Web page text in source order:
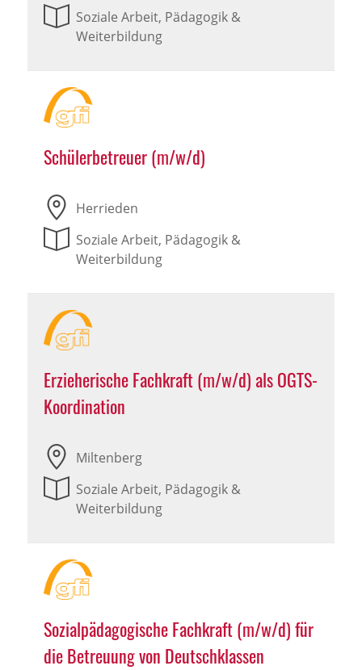
Soziale Arbeit, Pädagogik &
Weiterbildung
Schülerbetreuer (m/w/d)
Herrieden
Soziale Arbeit, Pädagogik &
Weiterbildung
Erzieherische Fachkraft (m/w/d) als OGTS-
Koordination
Miltenberg
Soziale Arbeit, Pädagogik &
Weiterbildung
Sozialpädagogische Fachkraft (m/w/d) für
die Betreuung von Deutschklassen